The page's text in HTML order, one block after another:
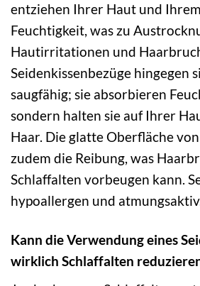
entziehen Ihrer Haut und
Feuchtigkeit, was zu
Hautirritationen und
Seidenkissenbezüge hingegen
saugfähig; sie absorbieren
sondern halten sie auf Ihrer
Haar. Die glatte Oberfläche
zudem die Reibung, was
Schlaffalten vorbeugen kann.
hypoallergen und
Kann die Verwendung eines
wirklich Schlaffalten